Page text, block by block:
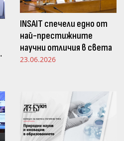
INSAIT спечели едно от
най-престижните
научни отличия в света
23.06.2026